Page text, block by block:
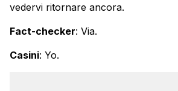
vedervi ritornare ancora.
Fact-checker: Via.
Casini: Yo.